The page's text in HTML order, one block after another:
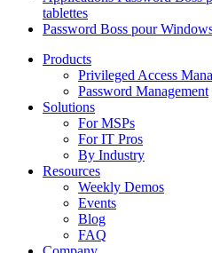
tablettes
Password Boss pour
Products
Privileged Access
Password Management
Solutions
For MSPs
For IT Pros
By Industry
Resources
Weekly Demos
Events
Blog
FAQ